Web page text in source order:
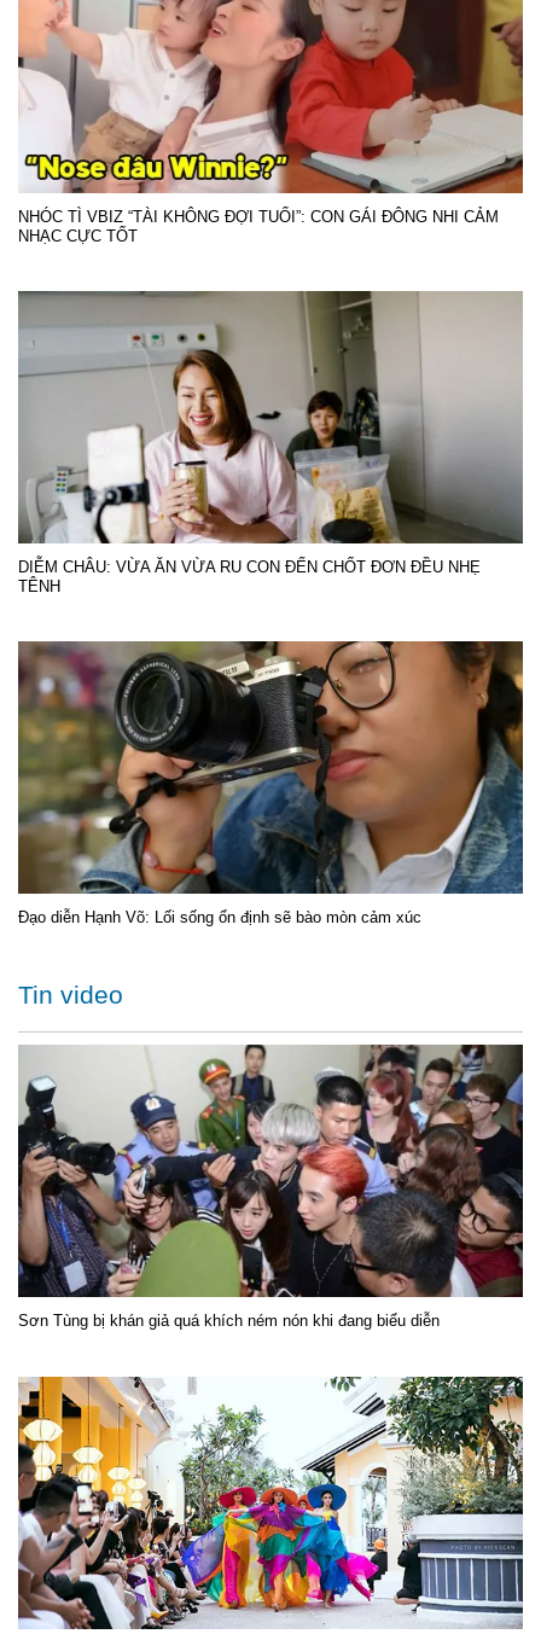
NHÓC TÌ VBIZ “TÀI KHÔNG ĐỢI TUỔI”: CON GÁI ĐÔNG NHI CẢM
NHẠC CỰC TỐT
DIỄM CHÂU: VỪA ĂN VỪA RU CON ĐẾN CHỐT ĐƠN ĐỀU NHẸ
TÊNH
Đạo diễn Hạnh Võ: Lối sống ổn định sẽ bào mòn cảm xúc
Tin video
Sơn Tùng bị khán giả quá khích ném nón khi đang biểu diễn